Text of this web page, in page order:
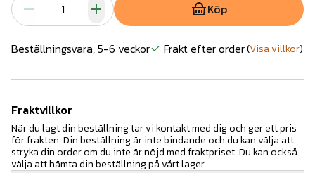
Köp
Beställningsvara, 5-6 veckor Frakt efter order(Visa villkor)
Fraktvillkor
När du lagt din beställning tar vi kontakt med dig och ger ett pris
för frakten. Din beställning är inte bindande och du kan välja att
stryka din order om du inte är nöjd med fraktpriset. Du kan också
välja att hämta din beställning på vårt lager.